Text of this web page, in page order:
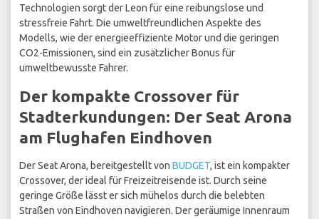
Technologien sorgt der Leon für eine reibungslose und
stressfreie Fahrt. Die umweltfreundlichen Aspekte des
Modells, wie der energieeffiziente Motor und die geringen
CO2-Emissionen, sind ein zusätzlicher Bonus für
umweltbewusste Fahrer.
Der kompakte Crossover für
Stadterkundungen: Der Seat Arona
am Flughafen Eindhoven
Der Seat Arona, bereitgestellt von BUDGET, ist ein kompakter
Crossover, der ideal für Freizeitreisende ist. Durch seine
geringe Größe lässt er sich mühelos durch die belebten
Straßen von Eindhoven navigieren. Der geräumige Innenraum